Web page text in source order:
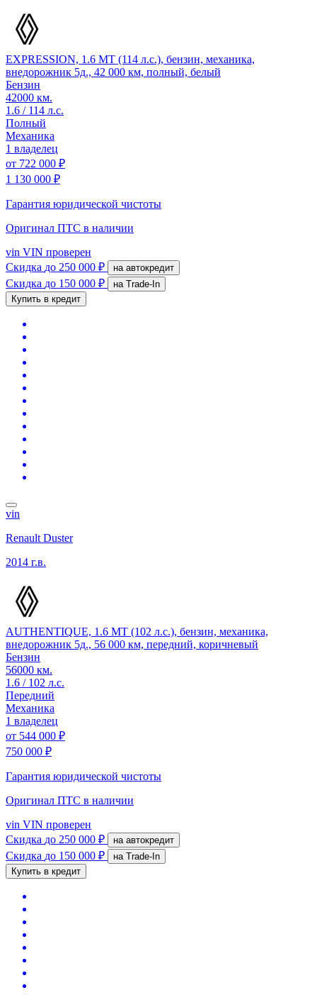
EXPRESSION, 1.6 MT (114 л.с.), бензин, механика,
внедорожник 5д., 42 000 км, полный, белый
Бензин
42000 км.
1.6 / 114 л.с.
Полный
Механика
1 владелец
от 722 000 ₽
1 130 000 ₽
Гарантия юридической чистоты
Оригинал ПТС в наличии
vin VIN проверен
Скидка до 250 000 ₽ на автокредит
Скидка до 150 000 ₽
на Trade-In
Купить в кредит
vin
Renault Duster
2014 г.в.
AUTHENTIQUE, 1.6 MT (102 л.с.), бензин, механика,
внедорожник 5д., 56 000 км, передний, коричневый
Бензин
56000 км.
1.6 / 102 л.с.
Передний
Механика
1 владелец
от 544 000 ₽
750 000 ₽
Гарантия юридической чистоты
Оригинал ПТС в наличии
vin VIN проверен
Скидка до 250 000 ₽ на автокредит
Скидка до 150 000 ₽
на Trade-In
Купить в кредит